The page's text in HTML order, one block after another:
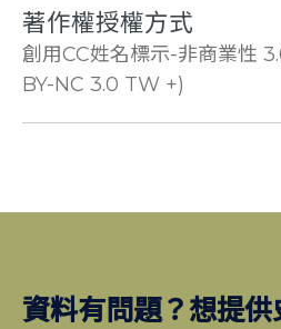
著作權授權方式
創用CC姓名標示-非商業性
BY-NC 3.0 TW +)
資料有問題？想提供